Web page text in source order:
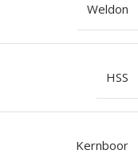
Weldon
HSS
Kernboor